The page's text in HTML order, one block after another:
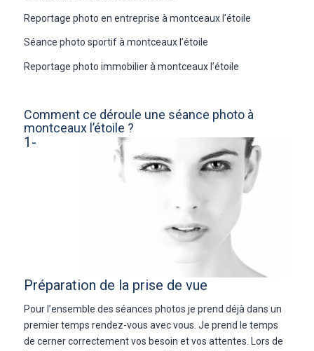
Reportage photo en entreprise à montceaux l’étoile
Séance photo sportif à montceaux l’étoile
Reportage photo immobilier à montceaux l’étoile
Comment ce déroule une séance photo à
montceaux l’étoile ?
1-
Préparation de la prise de vue
Pour l’ensemble des séances photos je prend déjà dans un
premier temps rendez-vous avec vous. Je prend le temps
de cerner correctement vos besoin et vos attentes. Lors de